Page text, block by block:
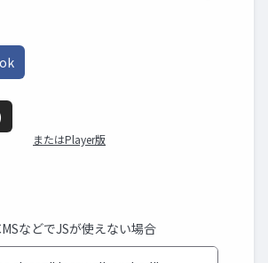
またはPlayer版
などでJSが使えない場合